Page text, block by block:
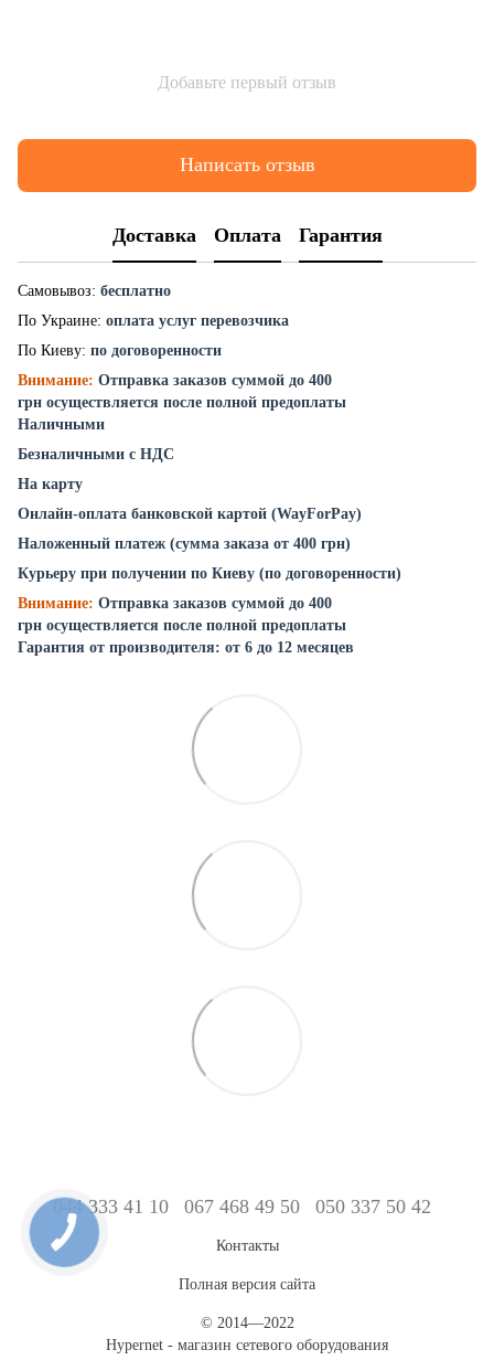
Добавьте первый отзыв
Написать отзыв
Доставка Оплата Гарантия
Самовывоз: бесплатно
По Украине: оплата услуг перевозчика
По Киеву: по договоренности
Внимание: Отправка заказов суммой до 400
грн осуществляется после полной предоплаты
Наличными
Безналичными с НДС
На карту
Онлайн-оплата банковской картой (WayForPay)
Наложенный платеж (сумма заказа от 400 грн)
Курьеру при получении по Киеву (по договоренности)
Внимание: Отправка заказов суммой до 400
грн осуществляется после полной предоплаты
Гарантия от производителя: от 6 до 12 месяцев
044 333 41 10 067 468 49 50 050 337 50 42
Контакты
Полная версия сайта
© 2014—2022
Hypernet - магазин сетевого оборудования